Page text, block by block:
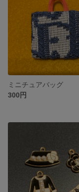
ミニチュアバッグ
300円